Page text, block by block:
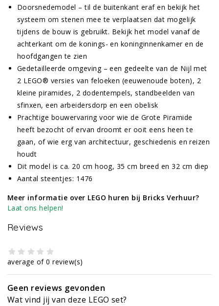
Doorsnedemodel – til de buitenkant eraf en bekijk het
systeem om stenen mee te verplaatsen dat mogelijk
tijdens de bouw is gebruikt. Bekijk het model vanaf de
achterkant om de konings- en koninginnenkamer en de
hoofdgangen te zien
Gedetailleerde omgeving – een gedeelte van de Nijl met
2 LEGO® versies van feloeken (eeuwenoude boten), 2
kleine piramides, 2 dodentempels, standbeelden van
sfinxen, een arbeidersdorp en een obelisk
Prachtige bouwervaring voor wie de Grote Piramide
heeft bezocht of ervan droomt er ooit eens heen te
gaan, of wie erg van architectuur, geschiedenis en reizen
houdt
Dit model is ca. 20 cm hoog, 35 cm breed en 32 cm diep
Aantal steentjes: 1476
Meer informatie over LEGO huren bij Bricks Verhuur?
Laat ons helpen!
Reviews
average of 0 review(s)
Geen reviews gevonden
Wat vind jij van deze LEGO set?